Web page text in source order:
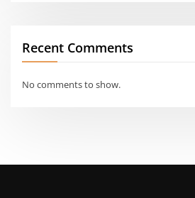
Recent Comments
No comments to show.